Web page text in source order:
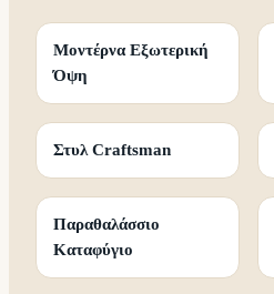
Μοντέρνα Εξωτερική
Όψη
Στυλ Craftsman
Παραθαλάσσιο
Καταφύγιο